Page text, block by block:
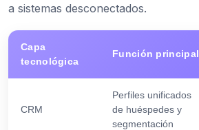
a sistemas desconectados.
Capa
tecnológica
Función principal
CRM
Perfiles unificados
de huéspedes y
segmentación